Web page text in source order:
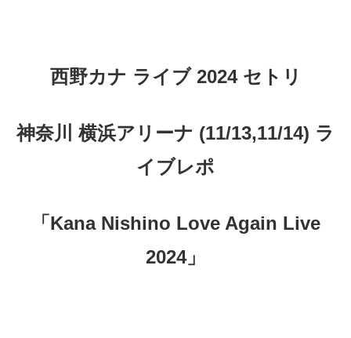
西野カナ ライブ 2024 セトリ
神奈川 横浜アリーナ (11/13,11/14) ラ
イブレポ
「Kana Nishino Love Again Live
2024」